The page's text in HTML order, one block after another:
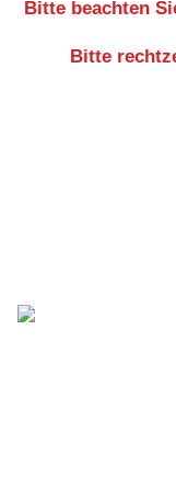
Bitte beachten
Bitte